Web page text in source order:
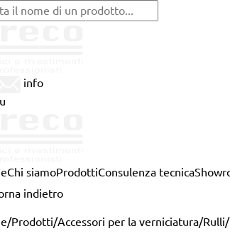
info
Chi siamoProdottiConsulenza tecnica
indietro
/Prodotti/Accessori per la verniciatura/Rulli/